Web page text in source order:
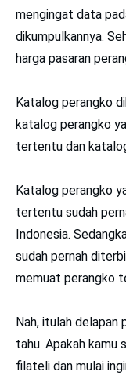
mengingat data
dikumpulkannya.
harga pasaran
Katalog perangko
katalog perangko
tertentu dan
Katalog perangko
tertentu sudah
Indonesia.
sudah pernah
memuat perangko
Nah, itulah delapan
tahu. Apakah kamu
filateli dan mulai